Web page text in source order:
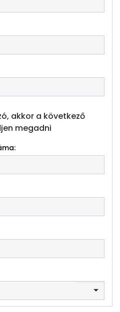
akkor a következő
megadni